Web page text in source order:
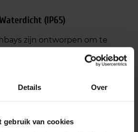
Details Over
gebruik van cookies
(IP65)
zijn ontworpen om te
en eenIP65-
zonder zorgen gebruiken in